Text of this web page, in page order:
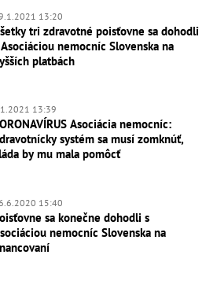
13:20
tri zdravotné poisťovne sa dohodli
nemocníc Slovenska na
platbách
13:39
Asociácia nemocníc:
systém sa musí zomknúť,
by mu mala pomôcť
15:40
sa konečne dohodli s
nemocníc Slovenska na